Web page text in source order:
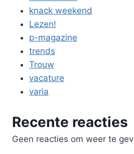
knack weekend
Lezen!
p-magazine
trends
Trouw
vacature
varia
Recente reacties
Geen reacties om weer te